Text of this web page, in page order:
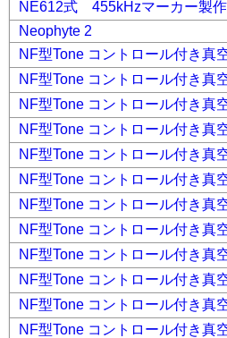
NE612式 455kHzマーカー製
Neophyte 2
NF型Tone コントロール付き
NF型Tone コントロール付き
NF型Tone コントロール付き
NF型Tone コントロール付き
NF型Tone コントロール付き
NF型Tone コントロール付き
NF型Tone コントロール付き
NF型Tone コントロール付き
NF型Tone コントロール付き
NF型Tone コントロール付き
NF型Tone コントロール付き
NF型Tone コントロール付き